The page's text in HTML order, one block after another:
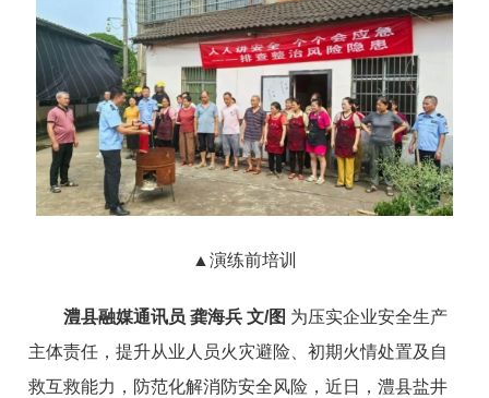
▲演练前培训
澧县融媒通讯员 龚海兵 文/图 为压实企业安全生产
主体责任，提升从业人员火灾避险、初期火情处置及自
救互救能力，防范化解消防安全风险，近日，澧县盐井